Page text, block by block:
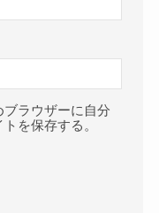
ラウザーに自分
を保存する。